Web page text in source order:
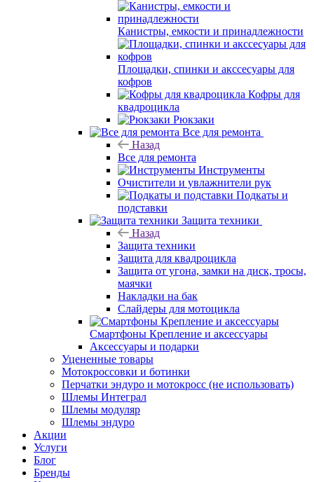
Канистры, емкости и принадлежности
Площадки, спинки и акссесуары для
кофров
Кофры для
квадроцикла
Рюкзаки
Все для ремонта
Назад
Все для ремонта
Инструменты
Очистители и увлажнители рук
Подкаты и
подставки
Защита техники
Назад
Защита техники
Защита для квадроцикла
Защита от угона, замки на диск, тросы,
маячки
Накладки на бак
Слайдеры для мотоцикла
Смартфоны Крепление и аксессуары
Аксессуары и подарки
Уцененные товары
Мотокроссовки и ботинки
Перчатки эндуро и мотокросс (не использовать)
Шлемы Интеграл
Шлемы модуляр
Шлемы эндуро
Акции
Услуги
Блог
Бренды